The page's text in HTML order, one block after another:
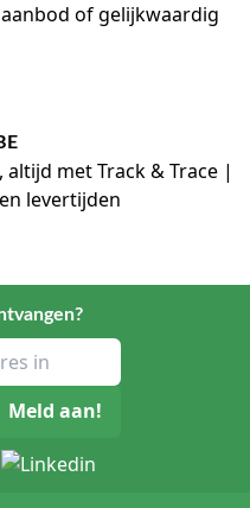
of gelijkwaardig
met Track & Trace |
levertijden
Meld aan!